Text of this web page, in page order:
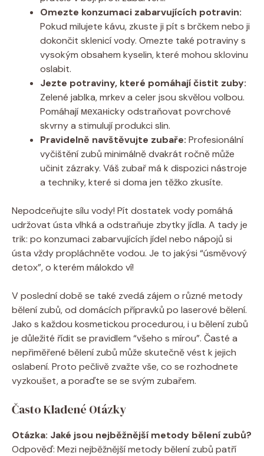
Omezte konzumaci zabarvujících potravin:
Pokud milujete kávu, zkuste ji pít s brčkem nebo ji
dokončit sklenicí vody. Omezte také potraviny s
vysokým obsahem kyselin, které mohou sklovinu
oslabit.
Jezte potraviny, které pomáhají čistit zuby:
Zelené jablka, mrkev a celer jsou skvělou volbou.
Pomáhají механicky odstraňovat povrchové
skvrny a stimulují produkci slin.
Pravidelně navštěvujte zubaře: Profesionální
vyčištění zubů minimálně dvakrát ročně může
učinit zázraky. Váš zubař má k dispozici nástroje
a techniky, které si doma jen těžko zkusíte.
Nepodceňujte sílu vody! Pít dostatek vody pomáhá
udržovat ústa vlhká a odstraňuje zbytky jídla. A tady je
trik: po konzumaci zabarvujících jídel nebo nápojů si
ústa vždy propláchněte vodou. Je to jakýsi “úsměvový
detox”, o kterém málokdo ví!
V poslední době se také zvedá zájem o různé metody
bělení zubů, od domácích přípravků po laserové bělení.
Jako s každou kosmetickou procedurou, i u bělení zubů
je důležité řídit se pravidlem “všeho s mírou”. Časté a
nepřiměřené bělení zubů může skutečně vést k jejich
oslabení. Proto pečlivě zvažte vše, co se rozhodnete
vyzkoušet, a poraďte se se svým zubařem.
Často Kladené Otázky
Otázka: Jaké jsou nejběžnější metody bělení zubů?
Odpověď: Mezi nejběžnější metody bělení zubů patří